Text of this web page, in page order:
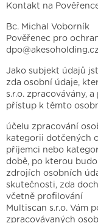
Kontakt na
Bc. Michal Voborník
Pověřenec pro
dpo@akesoholding.cz
Jako subjekt údajů
zda osobní údaje,
s.r.o. zpracovávány,
přístup k těmto
účelu zpracování
kategorii dotčených
příjemci nebo
době, po kterou
zdrojích osobních
skutečnosti, zda
včetně profilování
Multiscan s.r.o. Vám
zpracovávaných